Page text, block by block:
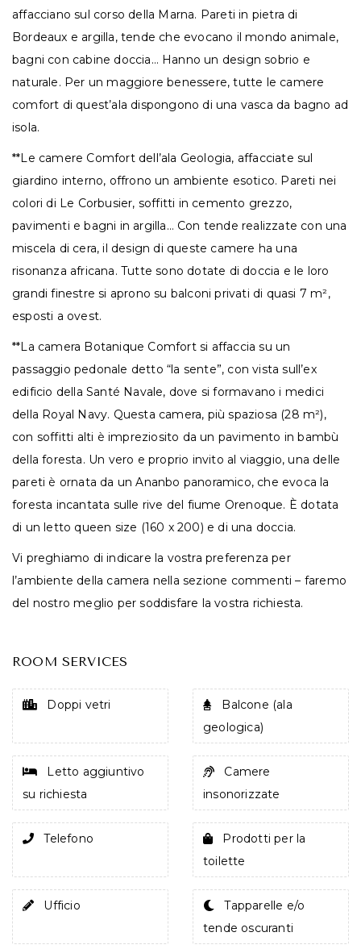
affacciano sul corso della Marna. Pareti in pietra di
Bordeaux e argilla, tende che evocano il mondo animale,
bagni con cabine doccia… Hanno un design sobrio e
naturale. Per un maggiore benessere, tutte le camere
comfort di quest’ala dispongono di una vasca da bagno ad
isola.
**Le camere Comfort dell’ala Geologia, affacciate sul
giardino interno, offrono un ambiente esotico. Pareti nei
colori di Le Corbusier, soffitti in cemento grezzo,
pavimenti e bagni in argilla… Con tende realizzate con una
miscela di cera, il design di queste camere ha una
risonanza africana. Tutte sono dotate di doccia e le loro
grandi finestre si aprono su balconi privati di quasi 7 m²,
esposti a ovest.
**La camera Botanique Comfort si affaccia su un
passaggio pedonale detto “la sente”, con vista sull’ex
edificio della Santé Navale, dove si formavano i medici
della Royal Navy. Questa camera, più spaziosa (28 m²),
con soffitti alti è impreziosito da un pavimento in bambù
della foresta. Un vero e proprio invito al viaggio, una delle
pareti è ornata da un Ananbo panoramico, che evoca la
foresta incantata sulle rive del fiume Orenoque. È dotata
di un letto queen size (160 x 200) e di una doccia.
Vi preghiamo di indicare la vostra preferenza per
l’ambiente della camera nella sezione commenti – faremo
del nostro meglio per soddisfare la vostra richiesta.
ROOM SERVICES
Doppi vetri
Balcone (ala
geologica)
Letto aggiuntivo
su richiesta
Camere
insonorizzate
Telefono
Prodotti per la
toilette
Ufficio
Tapparelle e/o
tende oscuranti